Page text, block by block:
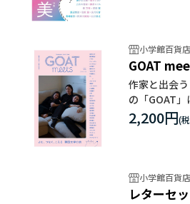
小学館百貨店
GOAT
作家と出会
の「GOAT」
2,200円
小学館百貨店
レターセ